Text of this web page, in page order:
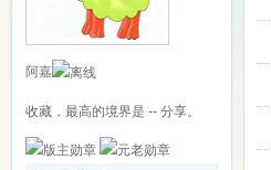
阿嘉
收藏，最高的境界是 -- 分享。